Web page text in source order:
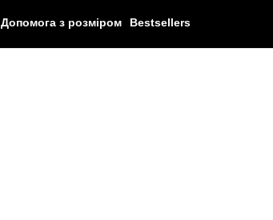
Допомога з розміром Bestsellers